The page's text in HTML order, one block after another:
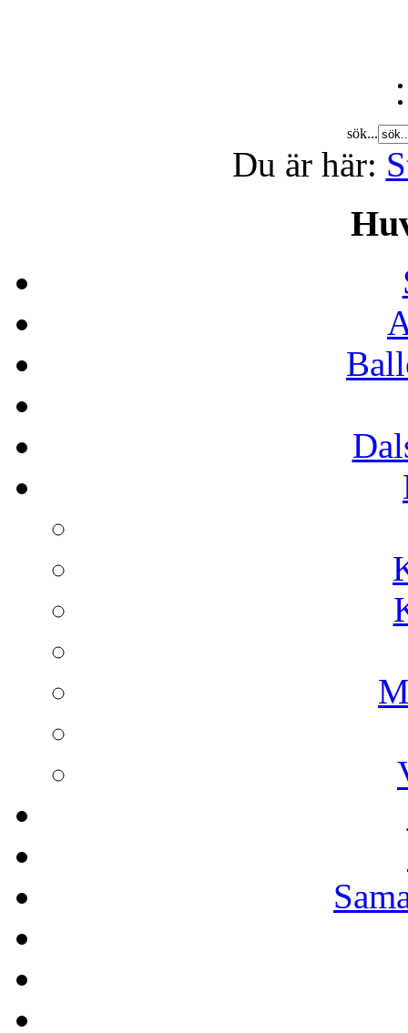
sök...
Du är här: